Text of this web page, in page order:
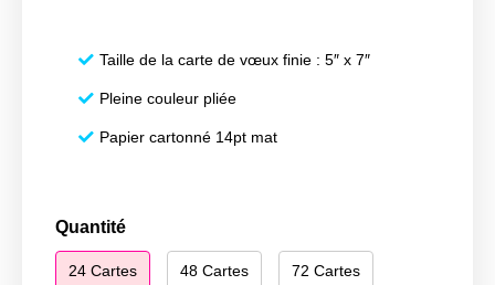
Taille de la carte de vœux finie : 5″ x 7″
Pleine couleur pliée
Papier cartonné 14pt mat
Quantité
24 Cartes 48 Cartes 72 Cartes
quantité
de
Happy